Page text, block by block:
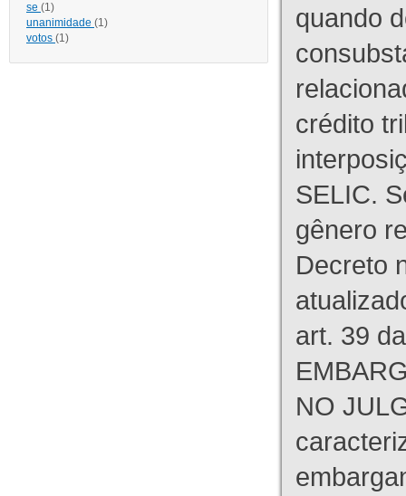
se (1)
unanimidade (1)
votos (1)
quando
crédito
SELIC.
gênero
Decreto
art. 39
NO